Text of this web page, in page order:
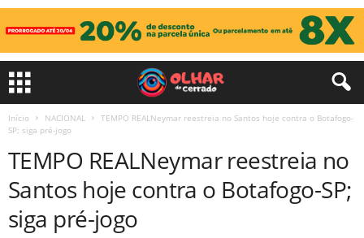
Início NACIONAL
TEMPO REALNeymar reestreia no Santos hoje contra o Botafogo-
SP; siga pré-jogo
TEMPO REALNeymar reestreia no
Santos hoje contra o Botafogo-SP;
siga pré-jogo